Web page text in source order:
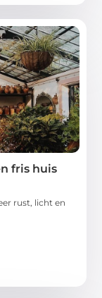
fris huis
rust, licht en